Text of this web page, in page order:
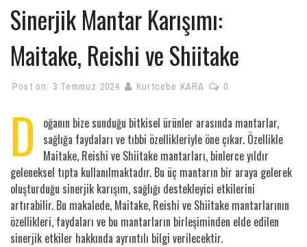
Sinerjik Mantar Karışımı:
Maitake, Reishi ve Shiitake
Post on: 3 Temmuz 2024 Kurtcebe KARA 0
D
oğanın bize sunduğu bitkisel ürünler arasında mantarlar,
sağlığa faydaları ve tıbbi özellikleriyle öne çıkar. Özellikle
Maitake, Reishi ve Shiitake mantarları, binlerce yıldır
geleneksel tıpta kullanılmaktadır. Bu üç mantarın bir araya gelerek
oluşturduğu sinerjik karışım, sağlığı destekleyici etkilerini
artırabilir. Bu makalede, Maitake, Reishi ve Shiitake mantarlarının
özellikleri, faydaları ve bu mantarların birleşiminden elde edilen
sinerjik etkiler hakkında ayrıntılı bilgi verilecektir.